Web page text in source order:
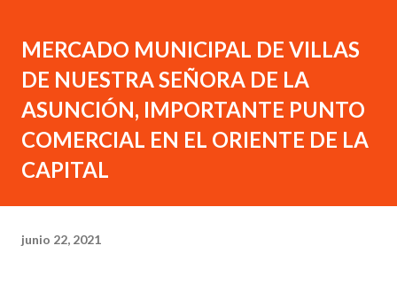
MERCADO MUNICIPAL DE VILLAS
DE NUESTRA SEÑORA DE LA
ASUNCIÓN, IMPORTANTE PUNTO
COMERCIAL EN EL ORIENTE DE LA
CAPITAL
junio 22, 2021